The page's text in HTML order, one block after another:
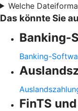
Welche
Das könnte Sie
Banking-
Banking-
FinTS